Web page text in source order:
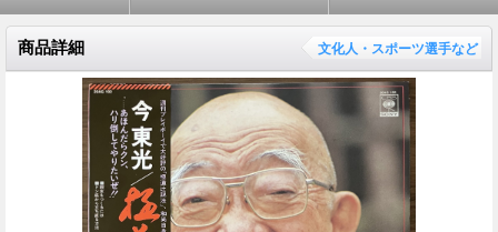
商品詳細 文化人・スポーツ選手など